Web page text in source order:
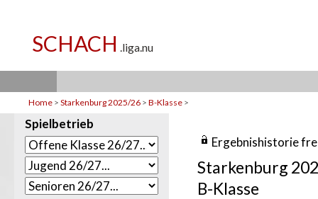
Home > Starkenburg 2025/26 > B-Klasse >
Spielbetrieb
Ergebnishistorie
Starkenburg
B-Klasse